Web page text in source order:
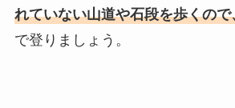
れていない山道や石段を歩くの
で登りましょう。